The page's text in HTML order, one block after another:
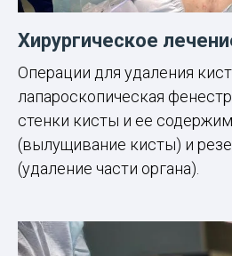
Хирургическое
Операции для удаления
лапароскопическая
стенки кисты и ее
(вылущивание кисты) и
(удаление части органа).